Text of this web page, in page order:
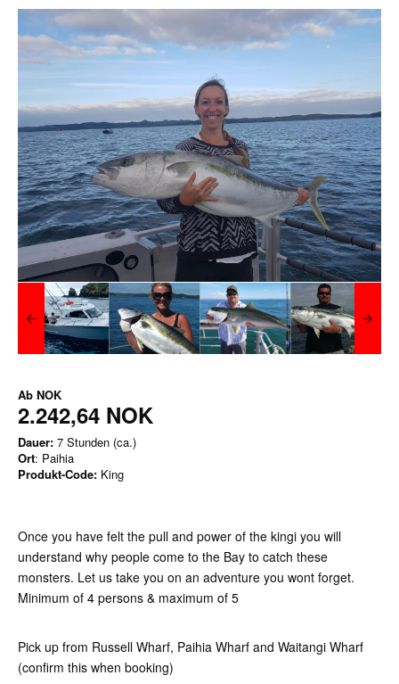
Ab NOK
2.242,64 NOK
Dauer: 7 Stunden (ca.)
Ort: Paihia
Produkt-Code: King
Once you have felt the pull and power of the kingi you will
understand why people come to the Bay to catch these
monsters. Let us take you on an adventure you wont forget.
Minimum of 4 persons & maximum of 5
Pick up from Russell Wharf, Paihia Wharf and Waitangi Wharf
(confirm this when booking)